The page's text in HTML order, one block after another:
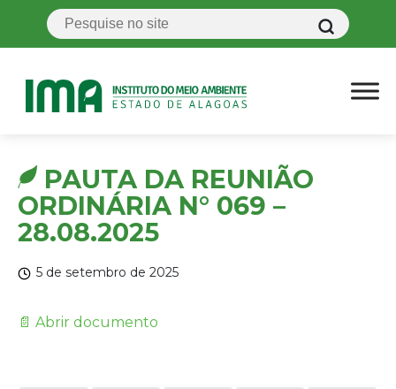
PAUTA DA REUNIÃO
ORDINÁRIA N° 069 –
28.08.2025
5 de setembro de 2025
📄 Abrir documento